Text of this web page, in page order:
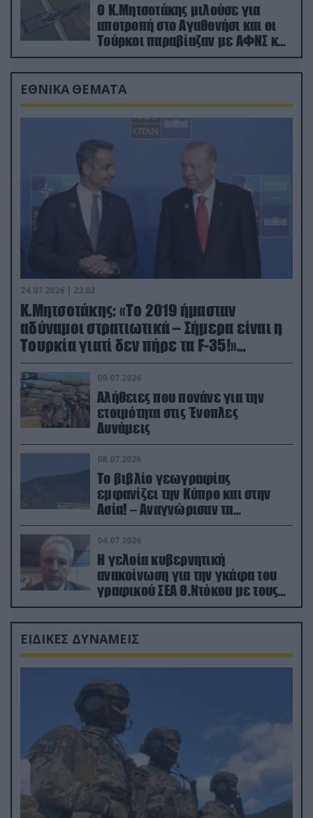
Ο Κ.Μητσοτάκης μιλούσε για
αποτροπή στο Αγαθονήσι και οι
Τούρκοι παραβίαζαν με ΑΦΝΣ και
drone
ΕΘΝΙΚΑ ΘΕΜΑΤΑ
24.07.2026 | 22:02
Κ.Μητσοτάκης: «Το 2019 ήμασταν
αδύναμοι στρατιωτικά – Σήμερα είναι η
Τουρκία γιατί δεν πήρε τα F-35!»
(βίντεο)
09.07.2026
Αλήθειες που πονάνε για την
ετοιμότητα στις Ένοπλες
Δυνάμεις
08.07.2026
Το βιβλίο γεωγραφίας
εμφανίζει την Κύπρο και στην
Ασία! – Αναγνώρισαν τα
κατεχόμενα; (φωτο)
04.07.2026
Η γελοία κυβερνητική
ανακοίνωση για την γκάφα του
γραφικού ΣΕΑ Θ.Ντόκου με τους
Ρώσους φαρσέρ
ΕΙΔΙΚΕΣ ΔΥΝΑΜΕΙΣ